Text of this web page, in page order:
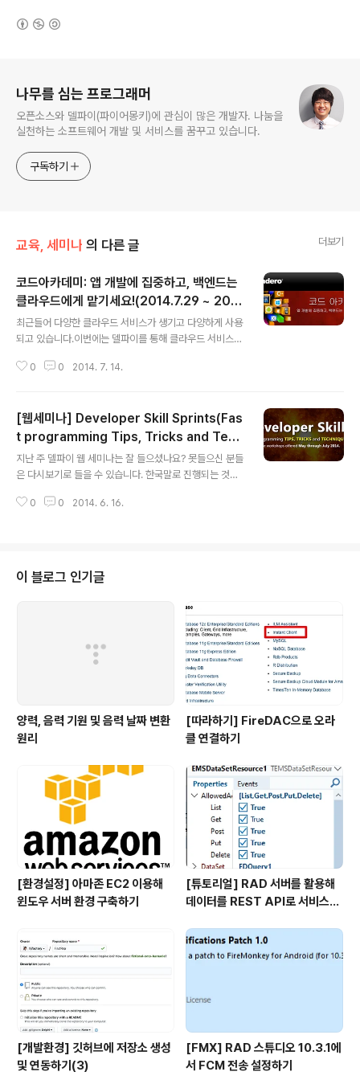
나무를 심는 프로그래머
오픈소스와 델파이(파이어몽키)에 관심이 많은 개발자. 나눔을
실천하는 소프트웨어 개발 및 서비스를 꿈꾸고 있습니다.
구독하기
교육, 세미나 의 다른 글 더보기
코드아카데미: 앱 개발에 집중하고, 백엔드는
클라우드에게 맡기세요!(2014.7.29 ~ 201
4.8.19)
최근들어 다양한 클라우드 서비스가 생기고 다양하게 사용
되고 있습니다.이번에는 델파이를 통해 클라우드 서비스
설명하는 온라인 강의를 소개합니다. 우선 BaaS를 먼저
번 서버기능을 개발하지 않고 서버기능(Backend)기능을
클라우드를 통해 이용하는 방법이 BaaS입니다. BaaS에
서는 다음의 기능을 제공합니다사용자 관리와 인증서버의
스토리지 이용(이미지, 리소스, 파일 등)원격 푸시알림(GC
기간동안 배우실 수 있습니다.(많은 참여 바랍니다. 참고로
0 0 2014. 7. 14.
[웹세미나] Developer Skill Sprints(Fas
t programming Tips, Tricks and Tech
niques)
지난 주 델파이 웹 세미나는 잘 들으셨나요? 못들으신 분들
은 다시보기로 들을 수 있습니다. 한국말로 진행되는 것은
중입니다.http://www.embarcadero.com/kr/landin
한 주제로 진행되며, 한 세션이 20분 설명후 Q&A로 진행
되니 출근하셔서 하나씩 듣고 업무 시작하시면 아주 좋을
것 같습니다. 단, 세미나 참석을 위해서는 아래의 링크에 먼
저 등록해야 합니다.http://forms.embarcadero.com/
0 0 2014. 6. 16.
이 블로그 인기글
양력, 음력 기원 및 음력 날짜 변환
원리
[따라하기] FireDAC으로 오라
클 연결하기
[환경설정] 아마존 EC2 이용해
윈도우 서버 환경 구축하기
[튜토리얼] RAD 서버를 활용해
데이터를 REST API로 서비스하
[개발환경] 깃허브에 저장소 생성
및 연동하기(3)
[FMX] RAD 스튜디오 10.3.1에
서 FCM 전송 설정하기